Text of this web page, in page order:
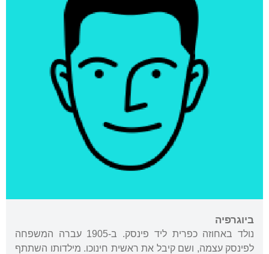
ביוגרפיה
נולד באחוזה כפרית ליד פינסק. ב-1905 עברה המשפחה
לפינסק עצמה, ושם קיבל את ראשית חינוכו. מילדותו השתתף